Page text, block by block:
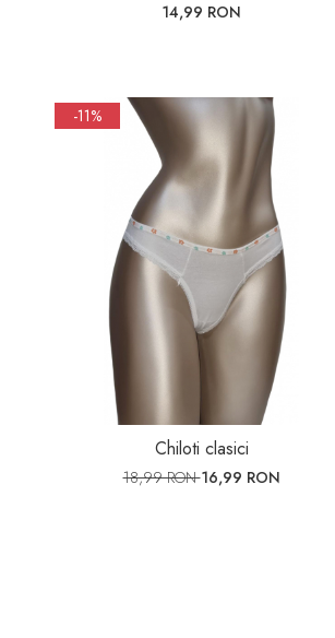
14,99 RON
-11%
Chiloti clasici
18,99 RON16,99 RON